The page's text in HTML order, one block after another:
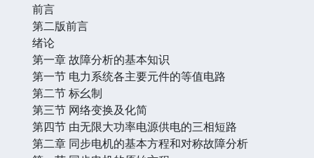
前言
第二版前言
绪论
第一章 故障分析的基本知识
第一节 电力系统各主要元件的等值电路
第二节 标幺制
第三节 网络变换及化简
第四节 由无限大功率电源供电的三相短路
第二章 同步电机的基本方程和对称故障分析